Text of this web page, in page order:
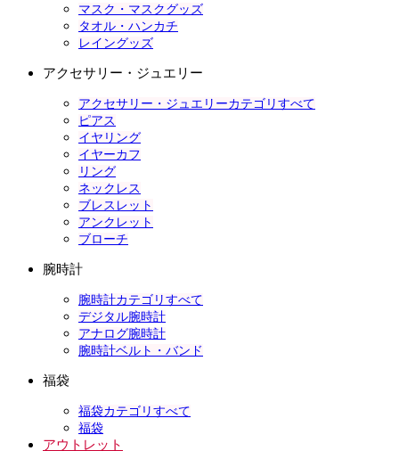
マスク・マスクグッズ
タオル・ハンカチ
レイングッズ
アクセサリー・ジュエリー
アクセサリー・ジュエリーカテゴリすべて
ピアス
イヤリング
イヤーカフ
リング
ネックレス
ブレスレット
アンクレット
ブローチ
腕時計
腕時計カテゴリすべて
デジタル腕時計
アナログ腕時計
腕時計ベルト・バンド
福袋
福袋カテゴリすべて
福袋
アウトレット